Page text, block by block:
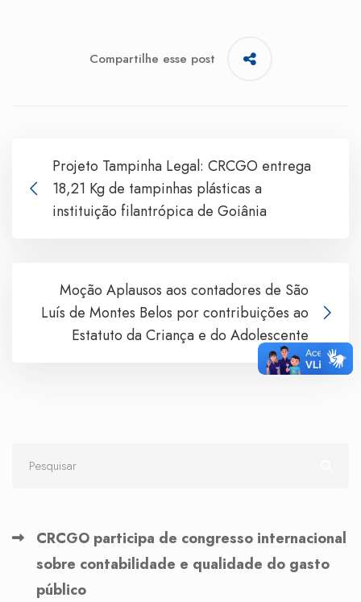
Compartilhe esse post
Projeto Tampinha Legal: CRCGO entrega
18,21 Kg de tampinhas plásticas a
instituição filantrópica de Goiânia
Moção Aplausos aos contadores de São
Luís de Montes Belos por contribuições ao
Estatuto da Criança e do Adolescente
CRCGO participa de congresso internacional
sobre contabilidade e qualidade do gasto
público